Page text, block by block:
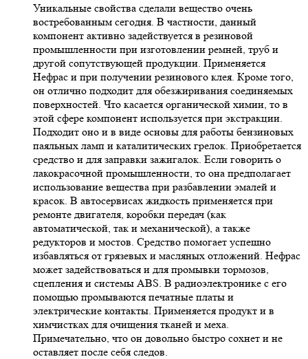
Уникальные свойства сделали вещество очень
востребованным сегодня. В частности, данный
компонент активно задействуется в резиновой
промышленности при изготовлении ремней, труб и
другой сопутствующей продукции. Применяется
Нефрас и при получении резинового клея. Кроме того,
он отлично подходит для обезжиривания соединяемых
поверхностей. Что касается органической химии, то в
этой сфере компонент используется при экстракции.
Подходит оно и в виде основы для работы бензиновых
паяльных ламп и каталитических грелок. Приобретается
средство и для заправки зажигалок. Если говорить о
лакокрасочной промышленности, то она предполагает
использование вещества при разбавлении эмалей и
красок. В автосервисах жидкость применяется при
ремонте двигателя, коробки передач (как
автоматической, так и механической), а также
редукторов и мостов. Средство помогает успешно
избавляться от грязевых и масляных отложений. Нефрас
может задействоваться и для промывки тормозов,
сцепления и системы ABS. В радиоэлектронике с его
помощью промываются печатные платы и
электрические контакты. Применяется продукт и в
химчистках для очищения тканей и меха.
Примечательно, что он довольно быстро сохнет и не
оставляет после себя следов.